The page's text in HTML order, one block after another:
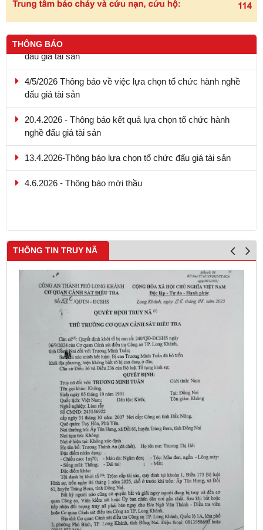
THÔNG BÁO
4/5/2026 Thông báo về việc lựa chọn tổ chức hành nghề
20.4.2026 - Thông báo kết quả lựa chọn tổ chức hành
13.4.2026-Thông báo lựa chọn tổ chức đấu giá tài sản
4.6.2026 - Thông báo mời thầu
9.5.2026 - Thông báo kết quả lựa chọn tổ chức hành nghề
THÔNG TIN TRUY NÃ